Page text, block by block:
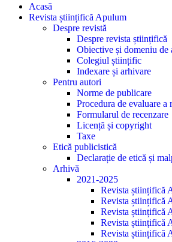
Acasă
Revista științifică Apulum
Despre revistă
Despre revista științifică
Obiective și domeniu de
Colegiul științific
Indexare și arhivare
Pentru autori
Norme de publicare
Procedura de evaluare
Formularul de recenzare
Licență și copyright
Taxe
Etică publicistică
Declarație de etică și
Arhivă
2021-2025
Revista științifică
Revista științifică
Revista științifică
Revista științifică
Revista științifică